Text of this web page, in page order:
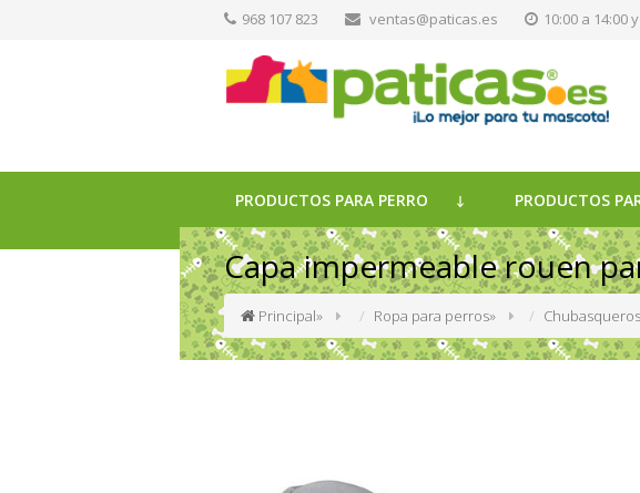
968 107 823 ventas@paticas.es 10:00 a 14:00
PRODUCTOS PARA PERRO PRODUCTOS
Capa impermeable rouen
Principal» Ropa para perros»